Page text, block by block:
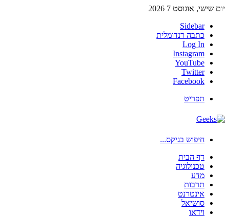
יום שישי, אוגוסט 7 2026
Sidebar
כתבה רנדומלית
Log In
Instagram
YouTube
Twitter
Facebook
תפריט
חיפוש בגיקס...
דף הבית
טכנולוגיה
מדע
תרבות
אינטרנט
סושיאל
וידאו